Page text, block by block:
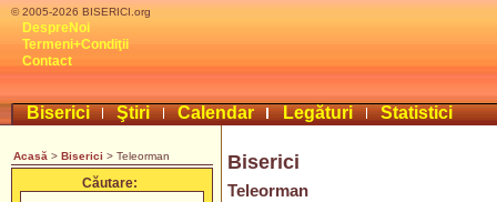
© 2005-2026 BISERICI.org
DespreNoi
Termeni+Condiţii
Contact
Biserici Ştiri Calendar Legături Statistici
Acasă > Biserici > Teleorman
Căutare:
Biserici
Teleorman